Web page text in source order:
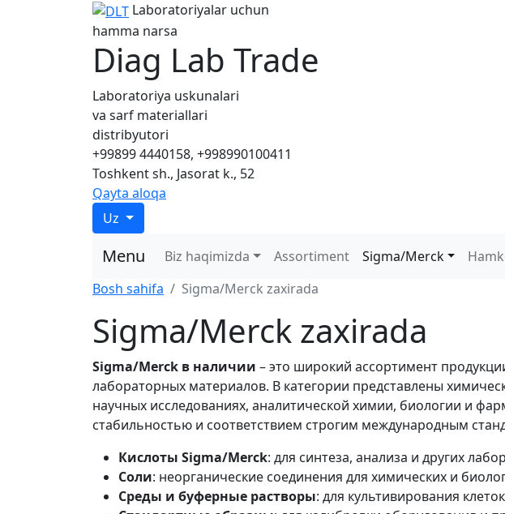
Laboratoriyalar uchun
hamma narsa
Diag Lab Trade
Laboratoriya uskunalari
va sarf materiallari
distribyutori
+99899 4440158, +998990100411
Toshkent sh., Jasorat k., 52
Qayta aloqa
Uz
Menu Biz haqimizda Assortiment Sigma/Merck
Bosh sahifa
Sigma/Merck zaxirada
Sigma/Merck zaxirada
Sigma/Merck в наличии – это широкий ассортимент
лабораторных материалов. В категории представлены
научных исследованиях, аналитической химии, биологии и
стабильностью и соответствием строгим международным
Кислоты Sigma/Merck: для синтеза, анализа и других
Соли: неорганические соединения для химических и
Среды и буферные растворы: для культивирования